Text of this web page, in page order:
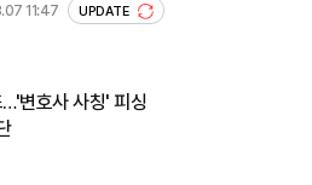
11:47 UPDATE
…'변호사 사칭' 피싱